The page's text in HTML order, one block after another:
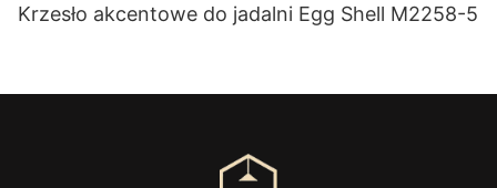
Krzesło akcentowe do jadalni Egg Shell M2258-5